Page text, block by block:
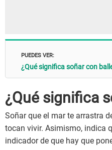
PUEDES VER:
¿Qué significa soñar con
¿Qué significa
Soñar que el mar te arrastra
tocan vivir. Asimismo, indica
indicador de que hay que